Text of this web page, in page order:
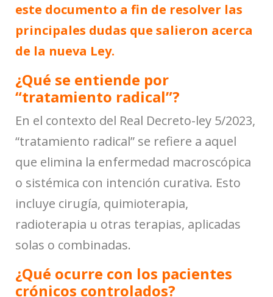
este documento a fin de resolver las
principales dudas que salieron acerca
de la nueva Ley.
¿Qué se entiende por
“tratamiento radical”?
En el contexto del Real Decreto-ley 5/2023,
“tratamiento radical” se refiere a aquel
que elimina la enfermedad macroscópica
o sistémica con intención curativa. Esto
incluye cirugía, quimioterapia,
radioterapia u otras terapias, aplicadas
solas o combinadas.
¿Qué ocurre con los pacientes
crónicos controlados?